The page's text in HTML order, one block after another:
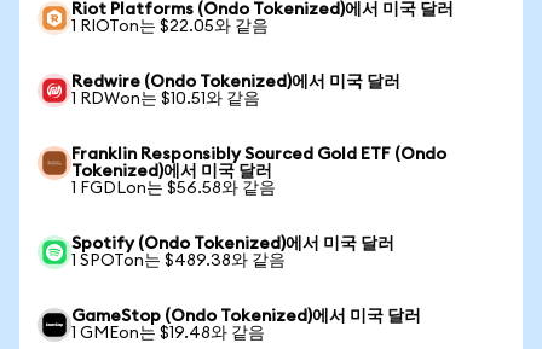
Riot Platforms (Ondo Tokenized)에서 미국 달러
1 RIOTon는 $22.05와 같음
Redwire (Ondo Tokenized)에서 미국 달러
1 RDWon는 $10.51와 같음
Franklin Responsibly Sourced Gold ETF (Ondo
Tokenized)에서 미국 달러
1 FGDLon는 $56.58와 같음
Spotify (Ondo Tokenized)에서 미국 달러
1 SPOTon는 $489.38와 같음
GameStop (Ondo Tokenized)에서 미국 달러
1 GMEon는 $19.48와 같음